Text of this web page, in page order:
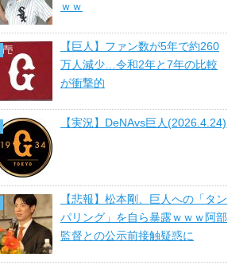
ｗｗ
【巨人】ファン数が5年で約260
万人減少…令和2年と7年の比較
が衝撃的
【実況】DeNAvs巨人(2026.4.24)
【悲報】松本剛、巨人への「タン
パリング」を自ら暴露ｗｗｗ阿部
監督との公示前接触疑惑に